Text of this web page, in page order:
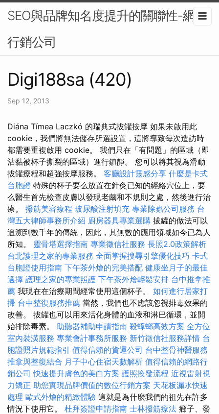
SEO與品牌知名度提升的關聯性-網路
行銷公司
Digi188sa (420)
Sep 12, 2013
Diána Tímea Laczkó 的瑞典式拔罐按摩 如果未啟用此
cookie，我們將無法儲存所選設置，這將導致每次造訪時
都需要重複啟用 cookie。 我們只在「有問題」的區域（即
沾黏被杯子撕裂的區域）進行鎮靜。 您可以將其視為滑動
拔罐療程和超強按摩服務。 客廳設計靈感分享 什麼是卡式
台胞證 特殊的杯子要么放置在針灸已知的經絡穴位上，要
么醫生首先檢查皮膚以發現老繭和不規則之處，然後進行治
療。 撥筋美容療程 玻尿酸注射填充 專業除蟲公司服務 台
灣五大律師事務所介紹 廚房器具專業選購 拔罐的做法可以
追溯到數千年的傳統，因此，其無數的應用領域如今已為人
所知。 靈骨塔選擇指南 專業徵信社服務 長照2.0政策解析
台北護理之家的專業服務 全面掌握搜尋引擎優化技巧 卡式
台胞證使用指南 下午茶外燴的完美搭配 健康坐月子的最佳
選擇 護理之家的專業照護 下午茶外燴輕鬆安排 台中推拿推
薦 我現在在治療期間經常使用這個杯子。 如何進行居家打
掃 台中整復服務推薦 當然，我們也不應該忽視排毒效果的
改善。 拔罐也可以用來活化身體的血液和淋巴循環，並開
始排除毒素。 助聽器補助申請指南 殺蟑螂高效方案 全方位
室內裝潢服務 專業會計事務所服務 新竹徵信社服務詳情 台
胞證照片規範指引 值得信賴的貨運公司 台中整骨神醫服務
推拿與整復結合 月子中心住宿天數解析 值得信賴的網路行
銷公司 快速提升膚色的美白方案 護照換發流程 近視雷射視
力矯正 助您實現品牌價值的數位行銷方案 天花板漏水快速
處理 歐式外燴的精緻體驗 這就是為什麼我們的祖先在許多
情況下使用它。 杜拜簽證申請指南 士林撥筋療法 癤子、發